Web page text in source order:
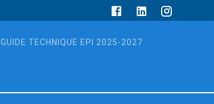
GUIDE TECHNIQUE EPI 2025-2027